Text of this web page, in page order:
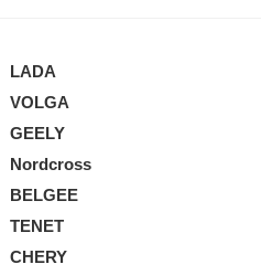
LADA
VOLGA
GEELY
Nordcross
BELGEE
TENET
CHERY